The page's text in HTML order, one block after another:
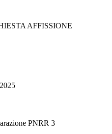
AFFISSIONE
PNRR 3